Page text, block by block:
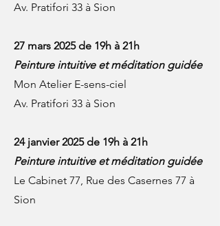
Av. Pratifori 33 à Sion
27 mars 2025 de 19h à 21h
Peinture intuitive et méditation guidée
Mon Atelier E-sens-ciel
Av. Pratifori 33 à Sion
24 janvier 2025 de 19h à 21h
Peinture intuitive et méditation guidée
Le Cabinet 77, Rue des Casernes 77 à
Sion